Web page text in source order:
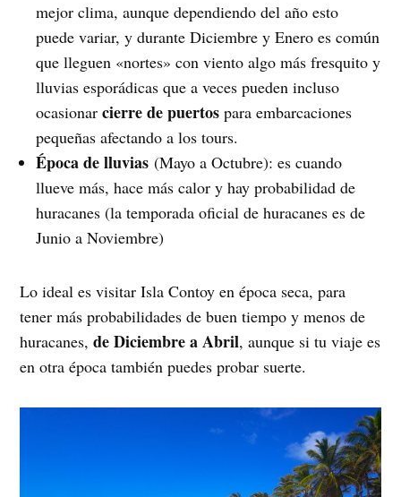
mejor clima, aunque dependiendo del año esto
puede variar, y durante Diciembre y Enero es común
que lleguen «nortes» con viento algo más fresquito y
lluvias esporádicas que a veces pueden incluso
ocasionarcierre de puertos para embarcaciones
pequeñas afectando a los tours.
Época de lluvias (Mayo a Octubre): es cuando
llueve más, hace más calor y hay probabilidad de
huracanes (la temporada oficial de huracanes es de
Junio a Noviembre)
Lo ideal es visitar Isla Contoy en época seca, para
tener más probabilidades de buen tiempo y menos de
huracanes,de Diciembre a Abril, aunque si tu viaje es
en otra época también puedes probar suerte.